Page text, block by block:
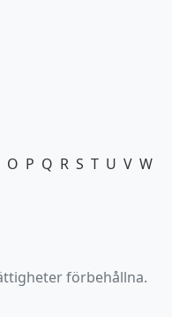
O P Q R S T U V W
förbehållna.